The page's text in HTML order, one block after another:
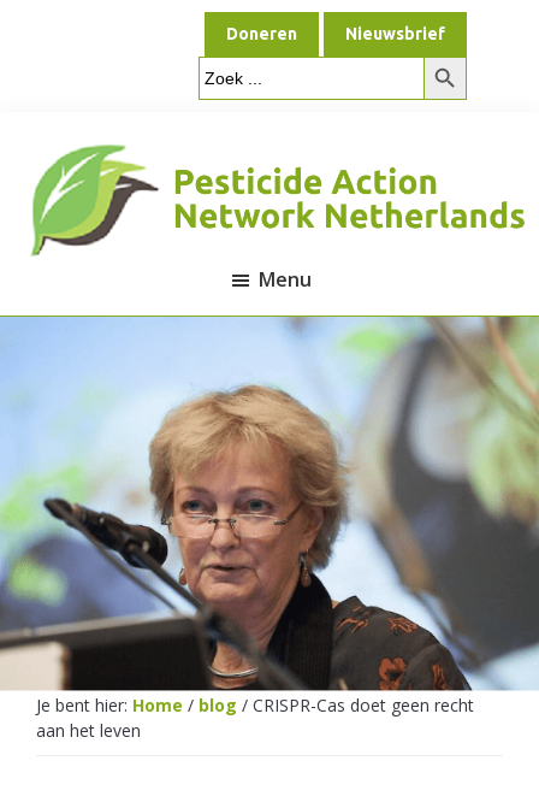
Doneren Nieuwsbrief
Zoek
naar:
Zoekknop
Pesticide
Action
Network
Netherlands
Menu
Je bent hier: Home / blog / CRISPR-Cas doet geen recht
aan het leven